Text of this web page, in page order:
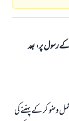
رسول پر، بعد
وضو کر کے پہننے کی